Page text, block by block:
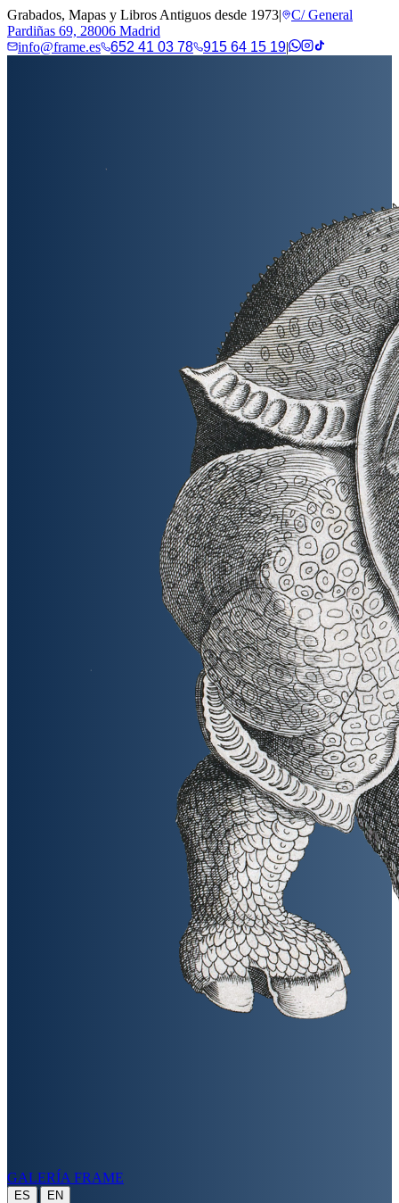
Grabados, Mapas y Libros Antiguos desde 1973|
C/ General
Pardiñas 69, 28006 Madrid
info@frame.es
652 41 03 78 915 64 15 19|
GALERÍA FRAME
ES | EN